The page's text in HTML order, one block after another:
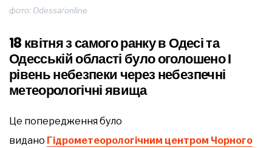
фото: Odessa/online
18 квітня з самого ранку в Одесі та
Одесській області було оголошено І
рівень небезпеки через небезпечні
метеорологічні явища
Це попередження було
видано Гідрометеорологічним центром Чорного